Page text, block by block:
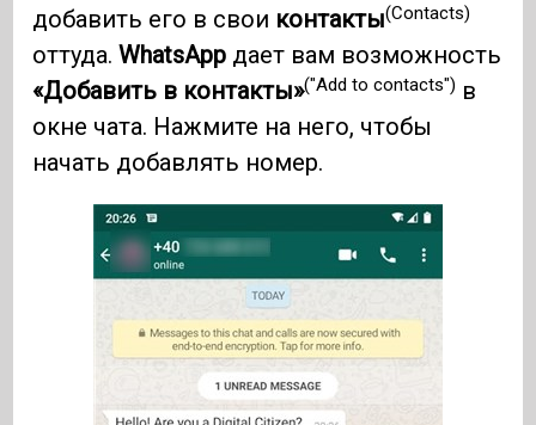
добавить его в свои контакты(Contacts)
оттуда.WhatsApp дает вам возможность
«Добавить в контакты»("Add to contacts") в
окне чата. Нажмите на него, чтобы
начать добавлять номер.